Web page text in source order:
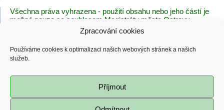
Zpracování cookies
Používáme cookies k optimalizaci našich webových stránek a našich
služeb.
Příjmout
Všechna práva vyhrazena - použití obsahu nebo jeho částí je
možné pouze se souhlasem Magistrátu města Ostravy.
Zásady cookies
Poslední změna